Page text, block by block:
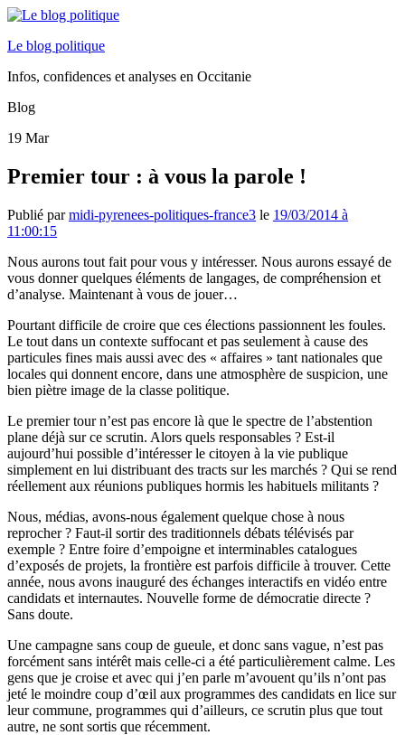
Le blog politique
Infos, confidences et analyses en Occitanie
Blog
19 Mar
Premier tour : à vous la parole !
Publié parmidi-pyrenees-politiques-france3 le 19/03/2014 à
11:00:15
Nous aurons tout fait pour vous y intéresser. Nous aurons essayé de
vous donner quelques éléments de langages, de compréhension et
d’analyse. Maintenant à vous de jouer…
Pourtant difficile de croire que ces élections passionnent les foules.
Le tout dans un contexte suffocant et pas seulement à cause des
particules fines mais aussi avec des « affaires » tant nationales que
locales qui donnent encore, dans une atmosphère de suspicion, une
bien piètre image de la classe politique.
Le premier tour n’est pas encore là que le spectre de l’abstention
plane déjà sur ce scrutin. Alors quels responsables ? Est-il
aujourd’hui possible d’intéresser le citoyen à la vie publique
simplement en lui distribuant des tracts sur les marchés ? Qui se rend
réellement aux réunions publiques hormis les habituels militants ?
Nous, médias, avons-nous également quelque chose à nous
reprocher ? Faut-il sortir des traditionnels débats télévisés par
exemple ? Entre foire d’empoigne et interminables catalogues
d’exposés de projets, la frontière est parfois difficile à trouver. Cette
année, nous avons inauguré des échanges interactifs en vidéo entre
candidats et internautes. Nouvelle forme de démocratie directe ?
Sans doute.
Une campagne sans coup de gueule, et donc sans vague, n’est pas
forcément sans intérêt mais celle-ci a été particulièrement calme. Les
gens que je croise et avec qui j’en parle m’avouent qu’ils n’ont pas
jeté le moindre coup d’œil aux programmes des candidats en lice sur
leur commune, programmes qui d’ailleurs, ce scrutin plus que tout
autre, ne sont sortis que récemment.